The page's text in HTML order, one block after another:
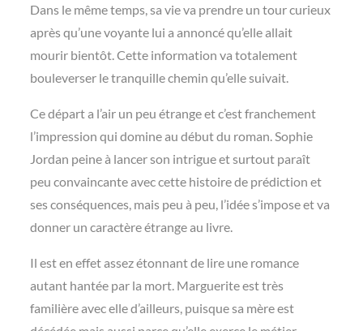
Dans le même temps, sa vie va prendre un tour curieux
après qu’une voyante lui a annoncé qu’elle allait
mourir bientôt. Cette information va totalement
bouleverser le tranquille chemin qu’elle suivait.
Ce départ a l’air un peu étrange et c’est franchement
l’impression qui domine au début du roman. Sophie
Jordan peine à lancer son intrigue et surtout paraît
peu convaincante avec cette histoire de prédiction et
ses conséquences, mais peu à peu, l’idée s’impose et va
donner un caractère étrange au livre.
Il est en effet assez étonnant de lire une romance
autant hantée par la mort. Marguerite est très
familière avec elle d’ailleurs, puisque sa mère est